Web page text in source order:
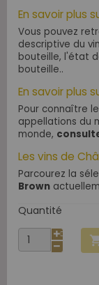
En savoir plus
Vous pouvez
descriptive du
bouteille, l'état
bouteille..
En savoir plus
Pour connaître
appellations du
monde,
Les vins de
Parcourez la
Brown
Quantité